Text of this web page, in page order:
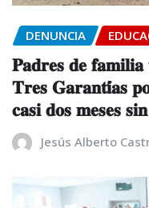
DENUNCIA
𝐏𝐚𝐝𝐫𝐞𝐬 𝐝𝐞
𝐓𝐫𝐞𝐬 𝐆𝐚𝐫𝐚𝐧𝐭𝐢́𝐚𝐬
𝐜𝐚𝐬𝐢 𝐝𝐨𝐬 𝐦𝐞𝐬𝐞𝐬 𝐬𝐢𝐧
Jesús Alberto